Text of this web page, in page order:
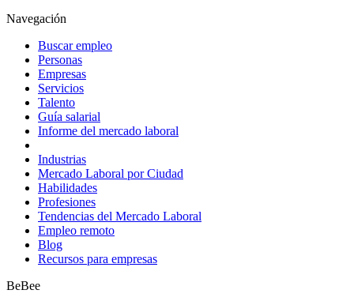
Navegación
Buscar empleo
Personas
Empresas
Servicios
Talento
Guía salarial
Informe del mercado laboral
Industrias
Mercado Laboral por Ciudad
Habilidades
Profesiones
Tendencias del Mercado Laboral
Empleo remoto
Blog
Recursos para empresas
BeBee